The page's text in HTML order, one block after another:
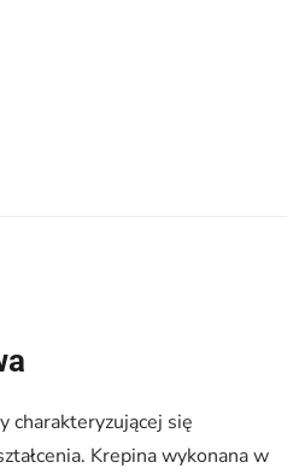
charakteryzującej się
Krepina wykonana w